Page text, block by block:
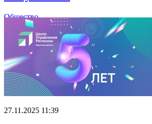
Общество
27.11.2025 11:39